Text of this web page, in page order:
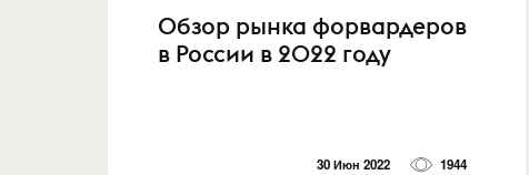
Обзор рынка форвардеров
в России в 2022 году
30 Июн 2022 1944